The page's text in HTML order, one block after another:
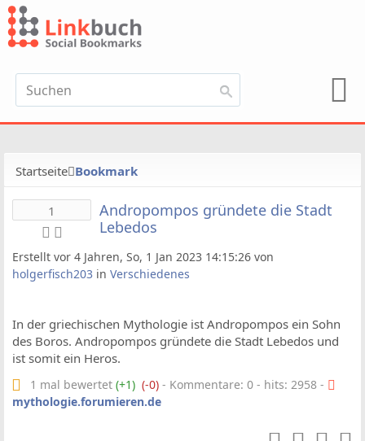
Startseite Bookmark
1
Andropompos gründete die Stadt
Lebedos
Erstellt vor 4 Jahren, So, 1 Jan 2023 14:15:26 von
holgerfisch203 in Verschiedenes
In der griechischen Mythologie ist Andropompos ein Sohn
des Boros. Andropompos gründete die Stadt Lebedos und
ist somit ein Heros.
1 mal bewertet (+1) (-0) - Kommentare: 0 - hits: 2958 -
mythologie.forumieren.de